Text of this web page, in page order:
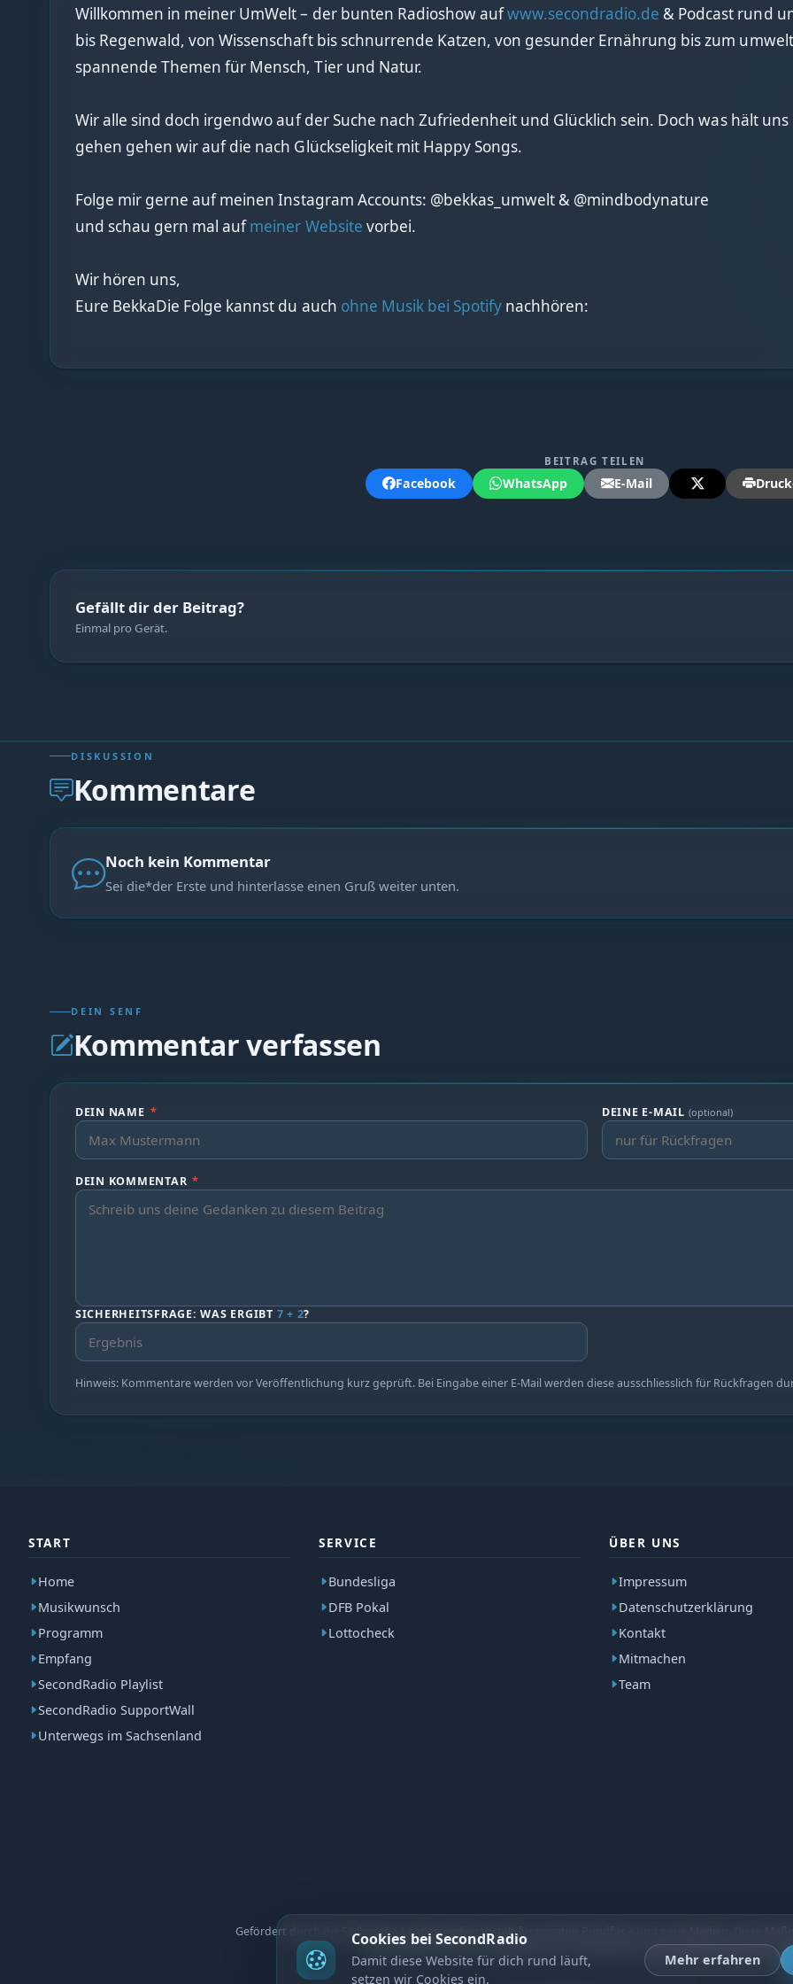
Willkommen in meiner UmWelt – der bunten Radioshow aufwww.secondradio.de & Podcast rund
bis Regenwald, von Wissenschaft bis schnurrende Katzen, von gesunder Ernährung bis zum
spannende Themen für Mensch, Tier und Natur.
Wir alle sind doch irgendwo auf der Suche nach Zufriedenheit und Glücklich sein. Doch was hält
gehen gehen wir auf die nach Glückseligkeit mit Happy Songs.
Folge mir gerne auf meinen Instagram Accounts: @bekkas_umwelt & @mindbodynature
und schau gern mal aufmeiner Website vorbei.
Wir hören uns,
Eure BekkaDie Folge kannst du auch ohne Musik bei Spotify nachhören:
BEITRAG TEILEN
Facebook WhatsApp E-Mail
Gefällt dir der Beitrag?
Einmal pro Gerät.
DISKUSSION
Kommentare
Noch kein Kommentar
Sei die*der Erste und hinterlasse einen Gruß weiter unten.
DEIN SENF
Kommentar verfassen
DEIN NAME * DEINE E-MAIL (optional)
DEIN KOMMENTAR *
SICHERHEITSFRAGE: WAS ERGIBT 7 + 2?
Hinweis: Kommentare werden vor Veröffentlichung kurz geprüft. Bei Eingabe einer E-Mail werden diese ausschliesslich für Rückfragen
START
Home
Musikwunsch
Programm
Empfang
SecondRadio Playlist
SecondRadio SupportWall
Unterwegs im Sachsenland
SERVICE
Bundesliga
DFB Pokal
Lottocheck
ÜBER UNS
Impressum
Datenschutzerklärung
Kontakt
Mitmachen
Team
Gefördert durch die Sächsische Landesmedienanstalt für privaten Rundfunk und neue Medien. Diese
Steuermittel auf der Grundlage des vom Sächsischen Landtag beschlossenen
Cookies bei SecondRadio
Damit diese Website für dich rund läuft,
setzen wir Cookies ein.
Mehr erfahren